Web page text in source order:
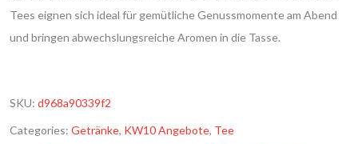
Tees eignen sich ideal für gemütliche Genussmomente am Abend
und bringen abwechslungsreiche Aromen in die Tasse.
SKU: d968a90339f2
Categories: Getränke, KW10 Angebote, Tee